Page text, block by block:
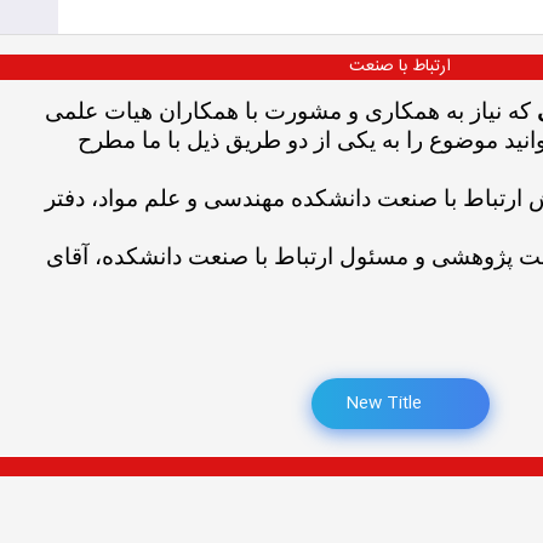
ارتباط با صنعت
که نیاز به همکاری و مشورت با همکاران هیات علمی
موضوع را به یکی از دو طریق ذیل با ما مطرح
با صنعت دانشکده مهندسی و علم مواد، دفتر
پژوهشی و مسئول ارتباط با صنعت دانشکده، آقای
New Title